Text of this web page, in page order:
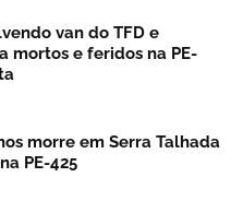
van do TFD e
mortos e feridos na PE-
morre em Serra Talhada
PE-425